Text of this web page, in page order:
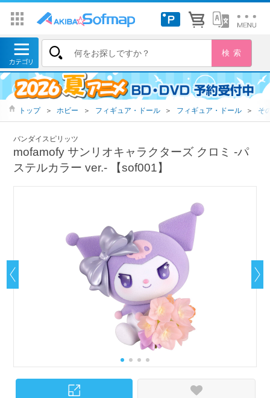
トップ ＞ ホビー ＞ フィギュア・ドール ＞ フィギュア・ドール ＞ そ
バンダイスピリッツ
mofamofy サンリオキャラクターズ クロミ -パ
ステルカラー ver.- 【sof001】